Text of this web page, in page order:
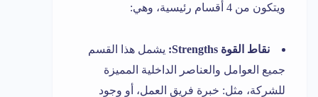
ويتكون من 4 أقسام رئيسية، وهي:
نقاط القوة Strengths:
يشمل هذا القسم
جميع العوامل والعناصر الداخلية المميزة
للشركة، مثل: خبرة فريق العمل، أو وجود